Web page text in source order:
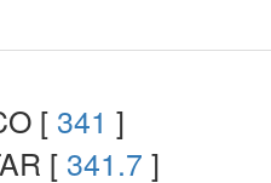
[ 341 ]
[ 341.7 ]